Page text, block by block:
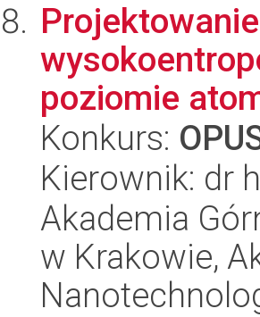
poziomie
Konkurs:
Kierownik: dr
Akademia
w Krakowie,